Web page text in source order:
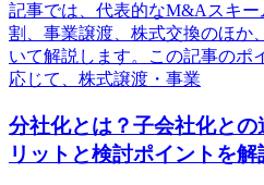
記事では、代表的なM&Aスキ
割、事業譲渡、株式交換のほか
いて解説します。この記事のポ
応じて、株式譲渡・事業
分社化とは？子会社化と
リットと検討ポイントを解